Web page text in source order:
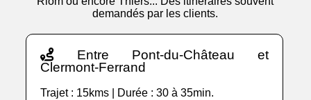
demandés par les clients.
Entre Pont-du-Château et
Clermont-Ferrand
Trajet : 15kms | Durée : 30 à 35min.